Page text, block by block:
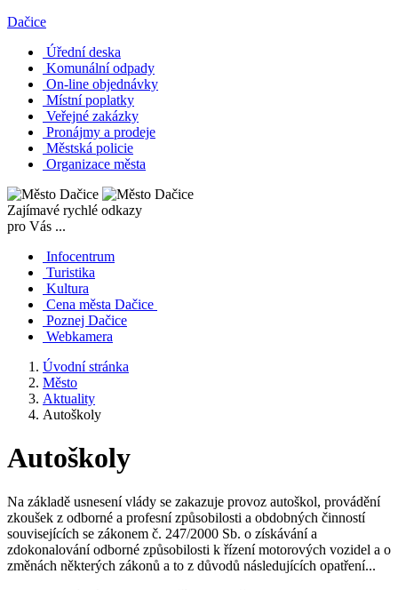
Dačice
Úřední deska
Komunální odpady
On-line objednávky
Místní poplatky
Veřejné zakázky
Pronájmy a prodeje
Městská policie
Organizace města
Zajímavé rychlé odkazy
pro Vás ...
Infocentrum
Turistika
Kultura
Cena města Dačice
Poznej Dačice
Webkamera
Úvodní stránka
Město
Aktuality
Autoškoly
Autoškoly
Na základě usnesení vlády se zakazuje provoz autoškol, provádění
zkoušek z odborné a profesní způsobilosti a obdobných činností
souvisejících se zákonem č. 247/2000 Sb. o získávání a
zdokonalování odborné způsobilosti k řízení motorových vozidel a o
změnách některých zákonů a to z důvodů následujících opatření...